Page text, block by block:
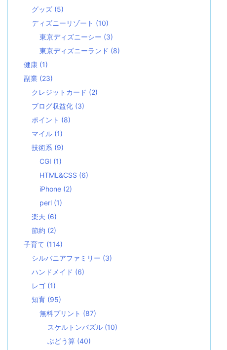
グッズ (5)
ディズニーリゾート (10)
東京ディズニーシー (3)
東京ディズニーランド (8)
健康 (1)
副業 (23)
クレジットカード (2)
ブログ収益化 (3)
ポイント (8)
マイル (1)
技術系 (9)
CGI (1)
HTML&CSS (6)
iPhone (2)
perl (1)
楽天 (6)
節約 (2)
子育て (114)
シルバニアファミリー (3)
ハンドメイド (6)
レゴ (1)
知育 (95)
無料プリント (87)
スケルトンパズル (10)
ぶどう算 (40)